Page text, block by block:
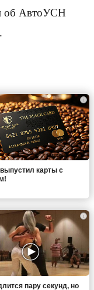
об АвтоУСН
i
карты с
i
пару секунд, но